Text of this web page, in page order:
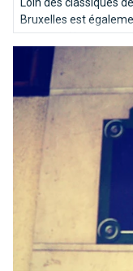
Bruxelles est
connues. Nous avons
capitale de l'Europe
Paris, c’est